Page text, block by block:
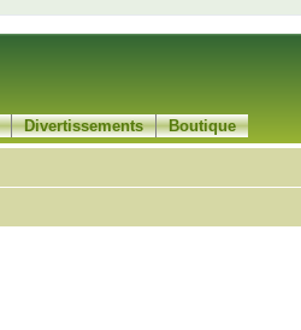
Divertissements Boutique